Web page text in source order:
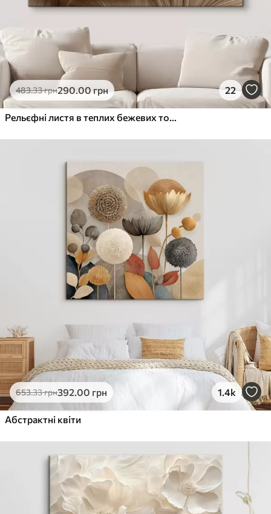
483.33грн290.00грн 22
Рельєфні листя в теплих бежевих тонах
653.33грн392.00 грн 1.4k
Абстрактні квіти